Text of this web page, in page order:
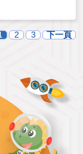
2 3 下一頁